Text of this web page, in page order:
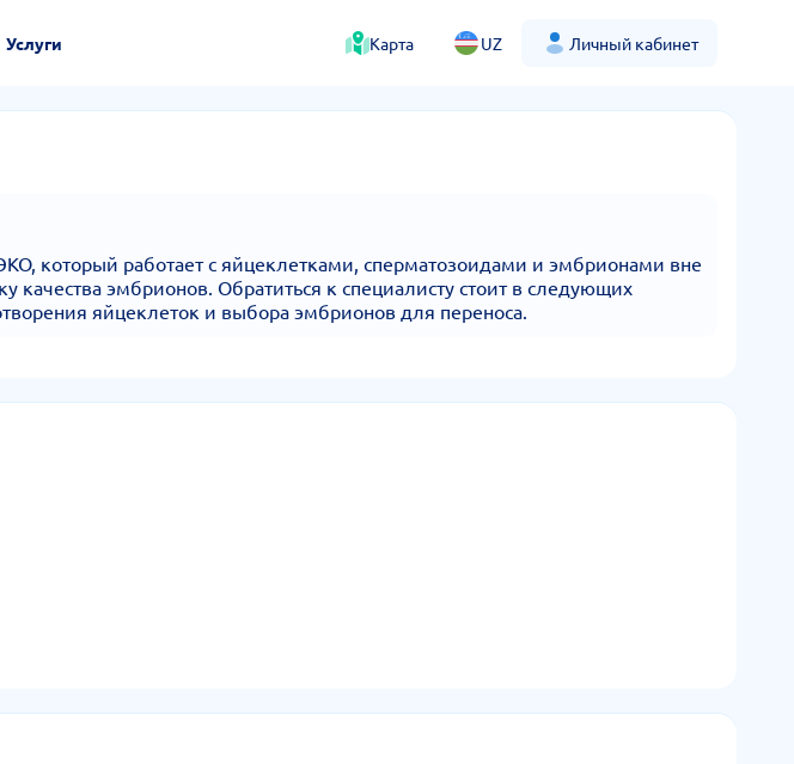
Услуги Карта UZ Личный кабинет
который работает с яйцеклетками, сперматозоидами и эмбрионами вне
качества эмбрионов. Обратиться к специалисту стоит в следующих
яйцеклеток и выбора эмбрионов для переноса.